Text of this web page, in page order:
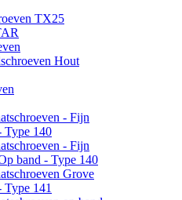
TX25
Hout
- Fijn
Type 140
- Fijn
band - Type 140
Grove
Type 141